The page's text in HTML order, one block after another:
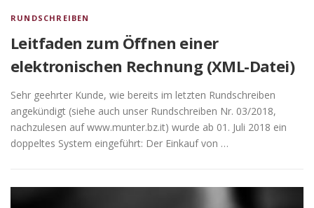
RUNDSCHREIBEN
Leitfaden zum Öffnen einer
elektronischen Rechnung (XML-Datei)
Sehr geehrter Kunde, wie bereits im letzten Rundschreiben
angekündigt (siehe auch unser Rundschreiben Nr. 03/2018,
nachzulesen auf www.munter.bz.it) wurde ab 01. Juli 2018 ein
doppeltes System eingeführt: Der Einkauf von …